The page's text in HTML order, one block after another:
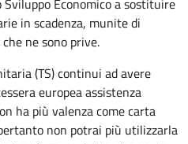
Economico a sostituire
in scadenza, munite di
ne sono prive.
(TS) continui ad avere
europea assistenza
ha più valenza come carta
non potrai più utilizzarla